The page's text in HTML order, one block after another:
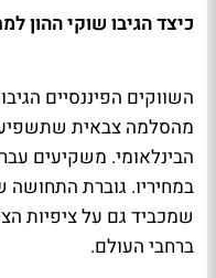
כיצד הגיבו שוקי ההון
השווקים הפיננסיים
מהסלמה צבאית
הבינלאומי. משקיעים
במחיריו. גוברת התחושה
שמכביד גם על ציפיות
ברחבי העולם.